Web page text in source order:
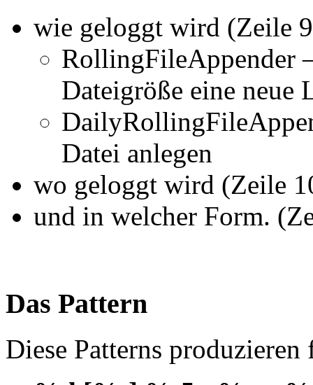
wie geloggt wird (Zeile
RollingFileAppender
Dateigröße eine neue
Datei anlegen
wo geloggt wird (Zeile
und in welcher Form.
Das Pattern
Diese Patterns